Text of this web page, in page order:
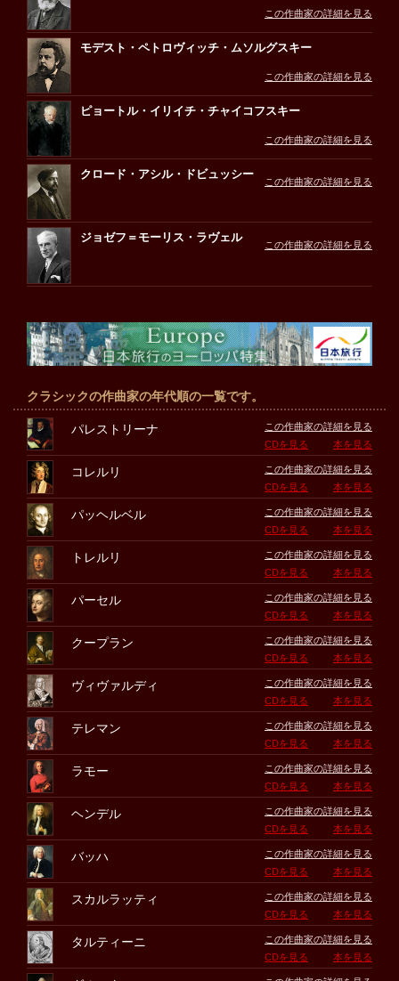
この作曲家の詳細を見る
モデスト・ペトロヴィッチ・ムソルグスキー
この作曲家の詳細を見る
ピョートル・イリイチ・チャイコフスキー
この作曲家の詳細を見る
クロード・アシル・ドビュッシー
この作曲家の詳細を見る
ジョゼフ＝モーリス・ラヴェル
この作曲家の詳細を見る
クラシックの作曲家の年代順の一覧です。
パレストリーナ
この作曲家の詳細を見る
CDを見る
本を見る
コレルリ
この作曲家の詳細を見る
CDを見る
本を見る
パッヘルベル
この作曲家の詳細を見る
CDを見る
本を見る
トレルリ
この作曲家の詳細を見る
CDを見る
本を見る
パーセル
この作曲家の詳細を見る
CDを見る
本を見る
クープラン
この作曲家の詳細を見る
CDを見る
本を見る
ヴィヴァルディ
この作曲家の詳細を見る
CDを見る
本を見る
テレマン
この作曲家の詳細を見る
CDを見る
本を見る
ラモー
この作曲家の詳細を見る
CDを見る
本を見る
ヘンデル
この作曲家の詳細を見る
CDを見る
本を見る
バッハ
この作曲家の詳細を見る
CDを見る
本を見る
スカルラッティ
この作曲家の詳細を見る
CDを見る
本を見る
タルティーニ
この作曲家の詳細を見る
CDを見る
本を見る